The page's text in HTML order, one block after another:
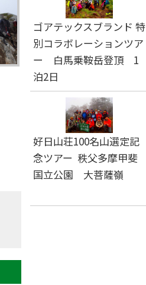
ゴアテックスブランド 特
別コラボレーションツア
ー 白馬乗鞍岳登頂 1
泊2日
好日山荘100名山選定記
念ツアー 秩父多摩甲斐
国立公園 大菩薩嶺